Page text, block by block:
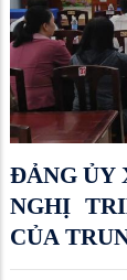
ĐẢNG ỦY
NGHỊ
CỦA